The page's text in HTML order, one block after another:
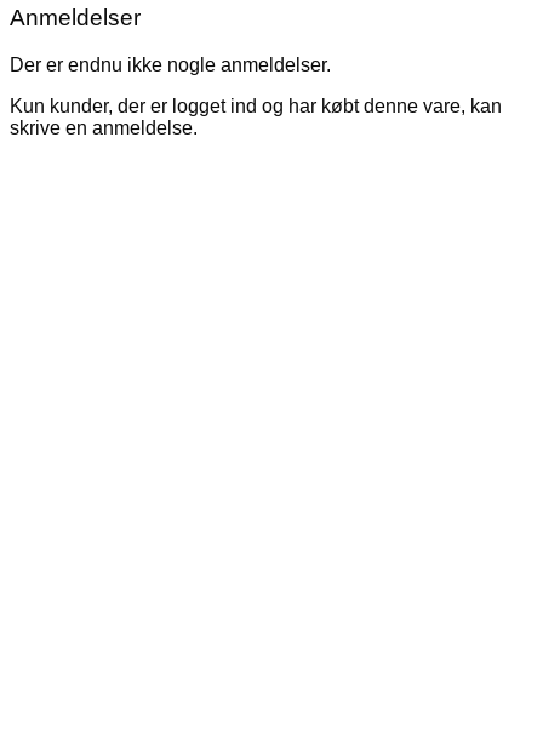
Anmeldelser
Der er endnu ikke nogle anmeldelser.
Kun kunder, der er logget ind og har købt denne vare, kan
skrive en anmeldelse.